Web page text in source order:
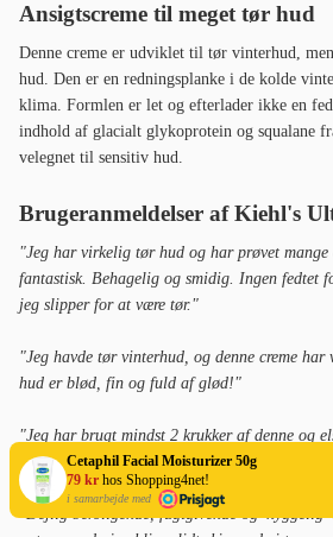
Cetaphil Facial Moisturizer 50g
79 kr hos Shopping4net!
i samarbejde med
Ansigtscreme til meget tør hud
Denne creme er udviklet til tør vinterhud,
hud. Den er en redningsplanke i de kolde
klima. Formlen er let og efterlader ikke en
indhold af glacialt glykoprotein og squalane
velegnet til sensitiv hud.
Brugeranmeldelser af Kiehl's
"Jeg har virkelig tør hud og har prøvet mange
fantastisk. Behagelig og smidig. Ingen fedtet
jeg slipper for at være tør."
"Jeg havde tør vinterhud, og denne creme
hud er blød, fin og fuld af glød!"
"Jeg har brugt mindst 2 krukker af denne og
virker på min følsomme hud. Den gør
"Dejlig beroligende, fugtgivende og 'hyggelig'